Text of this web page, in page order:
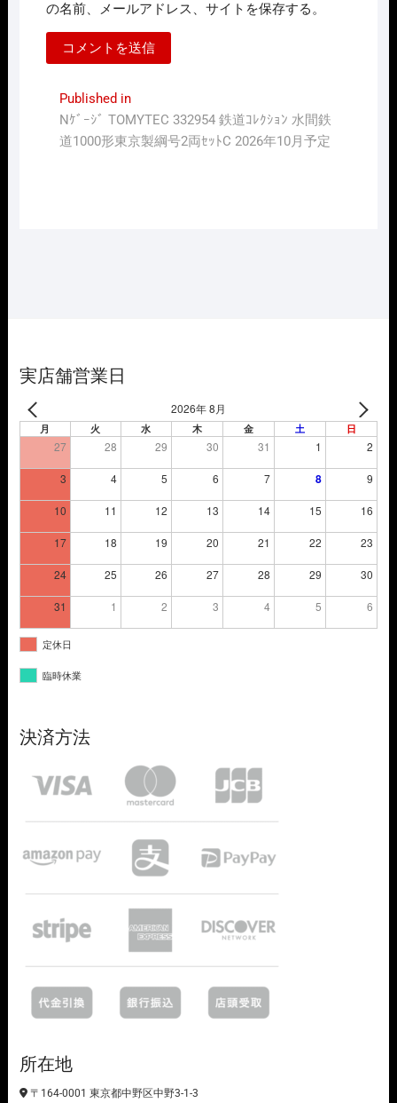
の名前、メールアドレス、サイトを保存する。
投
稿
Published in
Nｹﾞｰｼﾞ TOMYTEC 332954 鉄道ｺﾚｸｼｮﾝ 水間鉄
道1000形東京製綱号2両ｾｯﾄC 2026年10月予定
実店舗営業日
2026年 8月
月 火 水 木 金 土 日
27 28 29 30 31 1 2
3 4 5 6 7 8 9
10 11 12 13 14 15 16
17 18 19 20 21 22 23
24 25 26 27 28 29 30
31 1 2 3 4 5 6
定休日
臨時休業
決済方法
所在地
〒164-0001 東京都中野区中野3-1-3